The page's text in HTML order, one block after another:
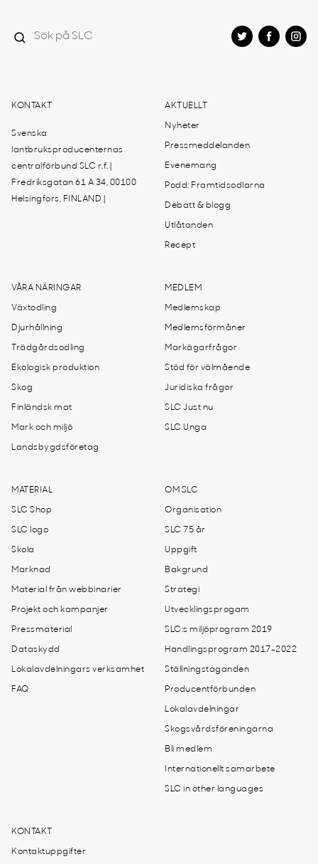
KONTAKT
Svenska
lantbruksproducenternas
centralförbund SLC r.f. |
Fredriksgatan 61 A 34, 00100
Helsingfors, FINLAND |
AKTUELLT
Nyheter
Pressmeddelanden
Evenemang
Podd: Framtidsodlarna
Debatt & blogg
Utlåtanden
Recept
VÅRA NÄRINGAR
Växtodling
Djurhållning
Trädgårdsodling
Ekologisk produktion
Skog
Finländsk mat
Mark och miljö
Landsbygdsföretag
MEDLEM
Medlemskap
Medlemsförmåner
Markägarfrågor
Stöd för välmående
Juridiska frågor
SLC Just nu
SLC Unga
MATERIAL
SLC Shop
SLC logo
Skola
Marknad
Material från webbinarier
Projekt och kampanjer
Pressmaterial
Dataskydd
Lokalavdelningars verksamhet
FAQ
OM SLC
Organisation
SLC 75 år
Uppgift
Bakgrund
Strategi
Utvecklingsprogam
SLC:s miljöprogram 2019
Handlingsprogram 2017-2022
Ställningstaganden
Producentförbunden
Lokalavdelningar
Skogsvårdsföreningarna
Bli medlem
Internationellt samarbete
SLC in other languages
KONTAKT
Kontaktuppgifter